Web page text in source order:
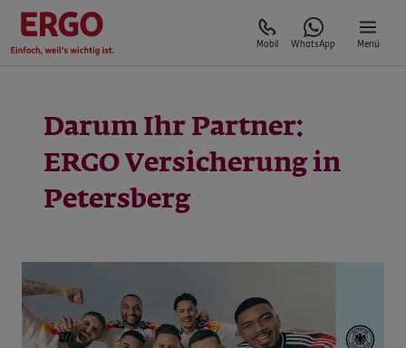
Mobil WhatsApp Menü
Darum Ihr Partner:
ERGO Versicherung in
Petersberg